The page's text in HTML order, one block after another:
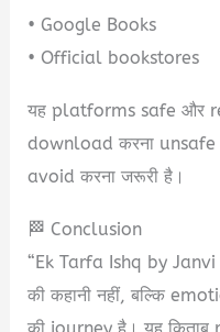
• Google Books
• Official bookstores
यह platforms safe और
download करना unsafe
avoid करना जरूरी है।
🏁 Conclusion
“Ek Tarfa Ishq by
की कहानी नहीं, बल्कि
की journey है। यह किताब